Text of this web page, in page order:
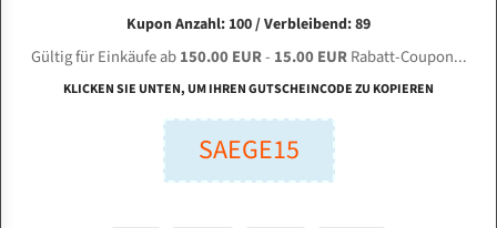
2240x6x0,50x5mm Spezialstahl Bandsägeblatt
Länge (mm):
Breite (mm):
Bi-Metall Meterware
Fleischerei Bandsägeblätter
Bandmesser Glatt Meterware
Kupon Anzahl: 100 / Verbleibend: 89
Gültig für Einkäufe ab150.00 EUR- 15.00 EURRabatt-Coupon...
KLICKEN SIE UNTEN, UM IHREN GUTSCHEINCODE ZU KOPIEREN
SAEGE15